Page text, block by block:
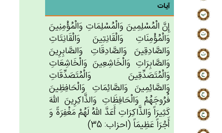
آیات
إِن‌َّ الْمُسْلِمِين‌َ وَالْمُسْلِمَات‌ِ وَالْمُؤْمِنِين‌َ
وَالْمُؤْمِنَات‌ِ وَالْقَانِتِين‌َ وَالْقَانِتَات‌ِ
وَالصَّادِقِين‌َ وَالصَّادِقَات‌ِ وَالصَّابِرِين‌َ
وَالصَّابِرَات‌ِ وَالْخَاشِعِين‌َ وَالْخَاشِعَات‌ِ
وَالْمُتَصَدِّقِين‌َ وَالْمُتَصَدِّقَات‌ِ
وَالصَّائِمِين‌َ وَالصَّائِمَات‌ِ وَالْحَافِظِين‌َ
فُرُوجَهُم‌ْ وَالْحَافِظَات‌ِ وَالذَّاكِرِين‌َ الله‌َ
كَثِيرَاً وَالذَّاكِرَات‌ِ أَعَدَّ الله‌ُ لَهُم‌ْ مَغْفِرَة‌ً وَ
أَجْرَاً عَظِيمَاً (احزاب: 35)